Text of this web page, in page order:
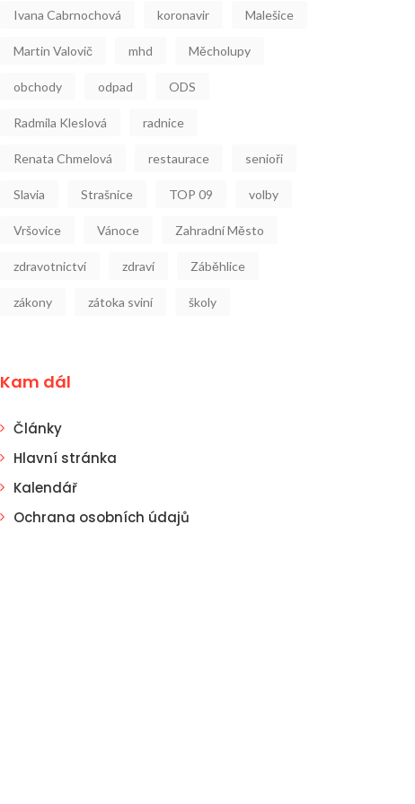
Ivana Cabrnochová koronavir Malešice
Martin Valovič mhd Měcholupy
obchody odpad ODS
Radmila Kleslová radnice
Renata Chmelová restaurace senioři
Slavia Strašnice TOP 09 volby
Vršovice Vánoce Zahradní Město
zdravotnictví zdraví Záběhlice
zákony zátoka sviní školy
Kam dál
Články
Hlavní stránka
Kalendář
Ochrana osobních údajů